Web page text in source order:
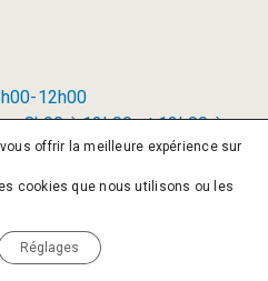
12h00
8h00 à 12h00 et 13h00 à
offrir la meilleure expérience sur
cookies que nous utilisons ou les
Réglages